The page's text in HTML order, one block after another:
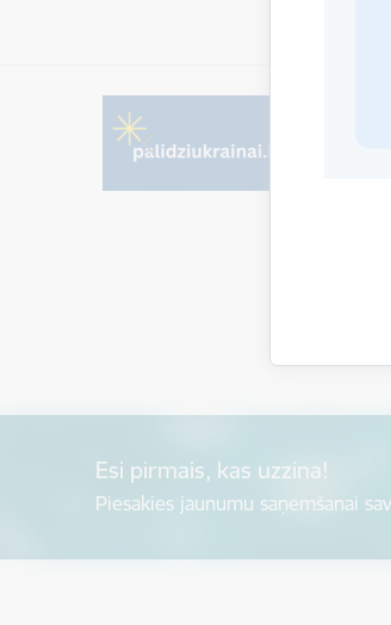
Esi pirmais, kas uzzina!
Piesakies jaunumu saņemšanai